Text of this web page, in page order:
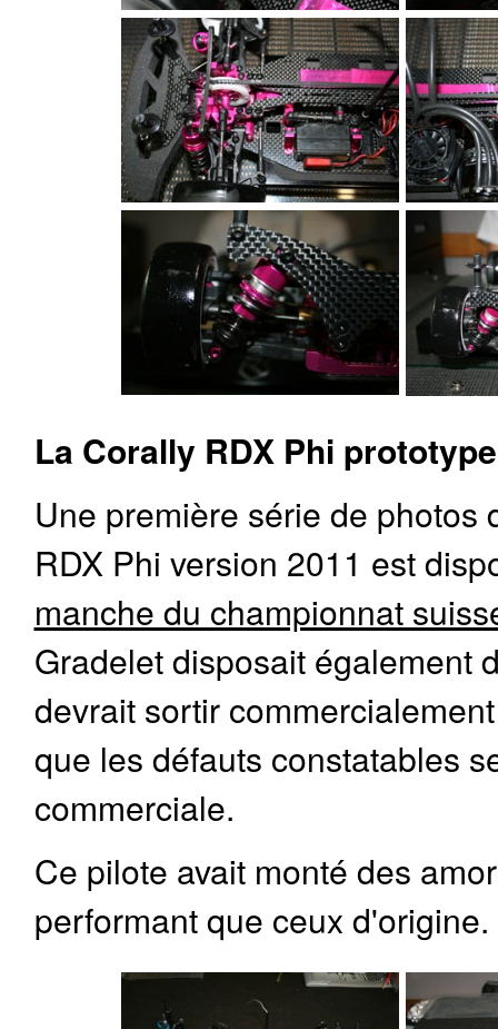
La Corally RDX Phi
Une première série de photos
RDX Phi version 2011 est
manche du championnat
Gradelet disposait également
devrait sortir
que les défauts constatables
commerciale.
Ce pilote avait monté des
performant que ceux d'origine.